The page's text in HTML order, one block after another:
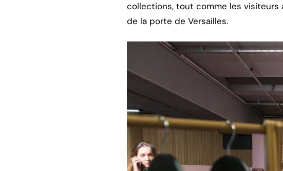
collections, tout comme les visiteurs
de la porte de Versailles.